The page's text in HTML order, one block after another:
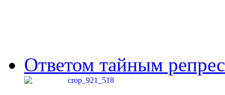
Ответом тайным